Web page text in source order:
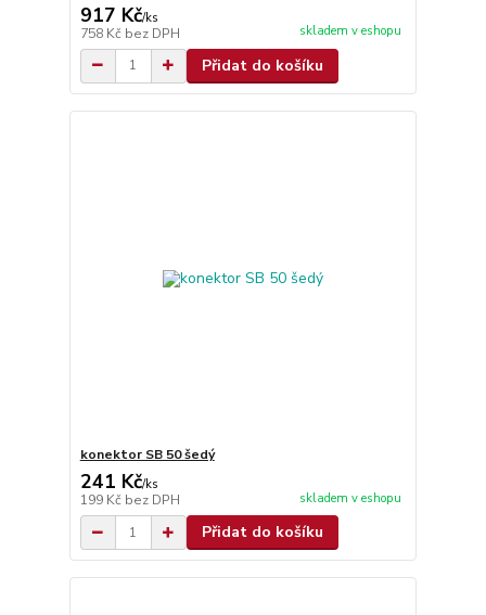
917 Kč/ks
758 Kč bez DPH skladem v eshopu
Přidat do košíku
konektor SB 50 šedý
241 Kč/ks
199 Kč bez DPH skladem v eshopu
Přidat do košíku